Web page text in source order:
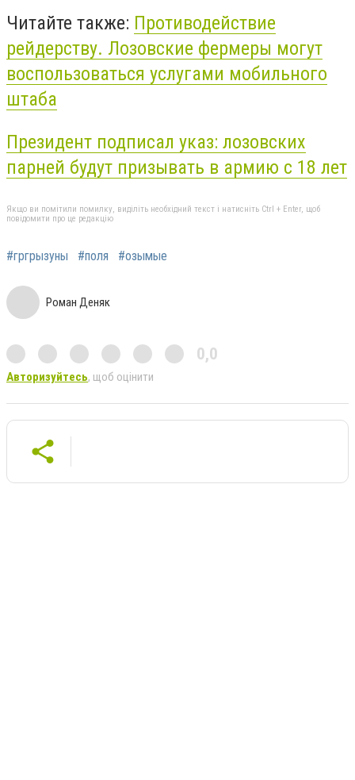
Читайте также: Противодействие
рейдерству. Лозовские фермеры могут
воспользоваться услугами мобильного
штаба
Президент подписал указ: лозовских
парней будут призывать в армию с 18 лет
Якщо ви помітили помилку, виділіть необхідний текст і натисніть Ctrl + Enter, щоб
повідомити про це редакцію
#гргрызуны #поля #озымые
Роман Деняк
0,0
Авторизуйтесь, щоб оцінити